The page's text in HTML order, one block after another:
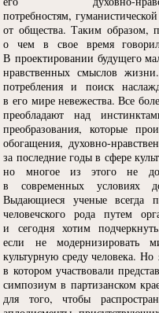
потребностям,
от общества. Таким образом,
о чем в свое время
В проектировании будущего
нравственных смыслов
потребления и поиск
в его мире невежества. Все
преобладают над
преобразования, которые
обогащения, духовно-
за последние годы в сфере
но многое из этого не
в современных условиях
Выдающиеся ученые всегда
человечского рода путем
и сегодня хотим
если не модернизировать
культурную среду человека.
в котором участвовали
симпозиум в партизанском
для того, чтобы